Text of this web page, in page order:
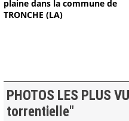
plaine dans la commune de
TRONCHE (LA)
PHOTOS LES PLUS
torrentielle"